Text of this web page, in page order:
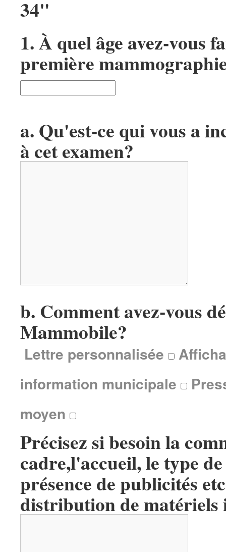
34"
1.À quel âge avez-vous
première
a. Qu'est-ce qui vous a
à cet examen?
b. Comment avez-vous
Mammobile?
Lettre personnalisée
information municipale
moyen
Précisez si besoin la
cadre,l'accueil, le type
présence de publicités
distribution de